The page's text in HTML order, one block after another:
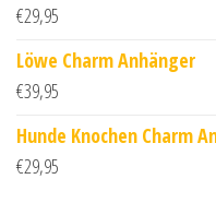
€29,95
Löwe Charm Anhänger
€39,95
Hunde Knochen Charm
€29,95